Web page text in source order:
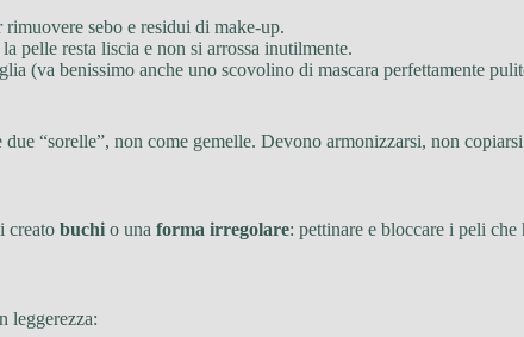
sebo e residui di make-up.
pelle resta liscia e non si arrossa inutilmente.
(va benissimo anche uno scovolino di mascara perfettamente
“sorelle”, non come gemelle. Devono armonizzarsi, non
creato buchi o una forma irregolare: pettinare e bloccare i peli
leggerezza: